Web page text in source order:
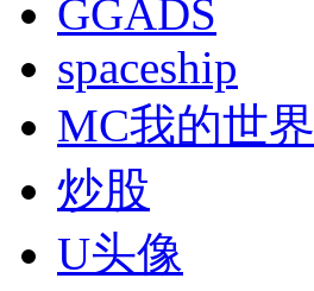
GGADS
spaceship
MC我的世界
炒股
U头像